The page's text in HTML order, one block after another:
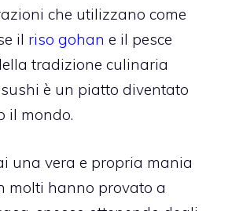
che utilizzano come
il riso gohan e il pesce
tradizione culinaria
è un piatto diventato
il mondo.
una vera e propria mania
molti hanno provato a